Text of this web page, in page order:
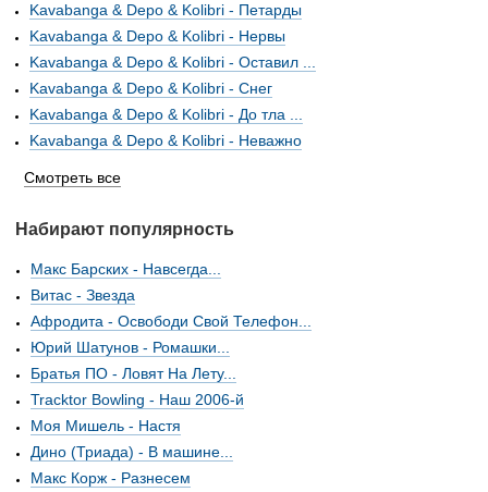
Kavabanga & Depo & Kolibri - Петарды
Kavabanga & Depo & Kolibri - Нервы
Kavabanga & Depo & Kolibri - Оставил ...
Kavabanga & Depo & Kolibri - Снег
Kavabanga & Depo & Kolibri - До тла ...
Kavabanga & Depo & Kolibri - Неважно
Смотреть все
Набирают популярность
Макс Барских - Навсегда...
Витас - Звезда
Афродита - Освободи Свой Телефон...
Юрий Шатунов - Ромашки...
Братья ПО - Ловят На Лету...
Tracktor Bowling - Наш 2006-й
Моя Мишель - Настя
Дино (Триада) - В машине...
Макс Корж - Разнесем